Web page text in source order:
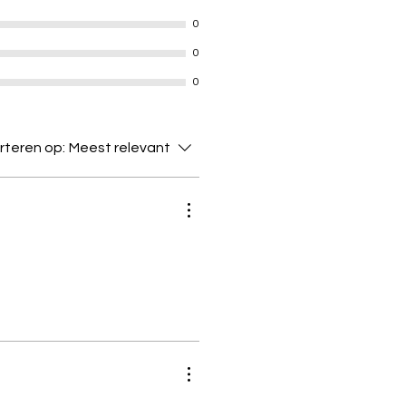
0
0
0
op: Meest relevant